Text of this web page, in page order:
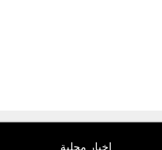
اخبار محلية